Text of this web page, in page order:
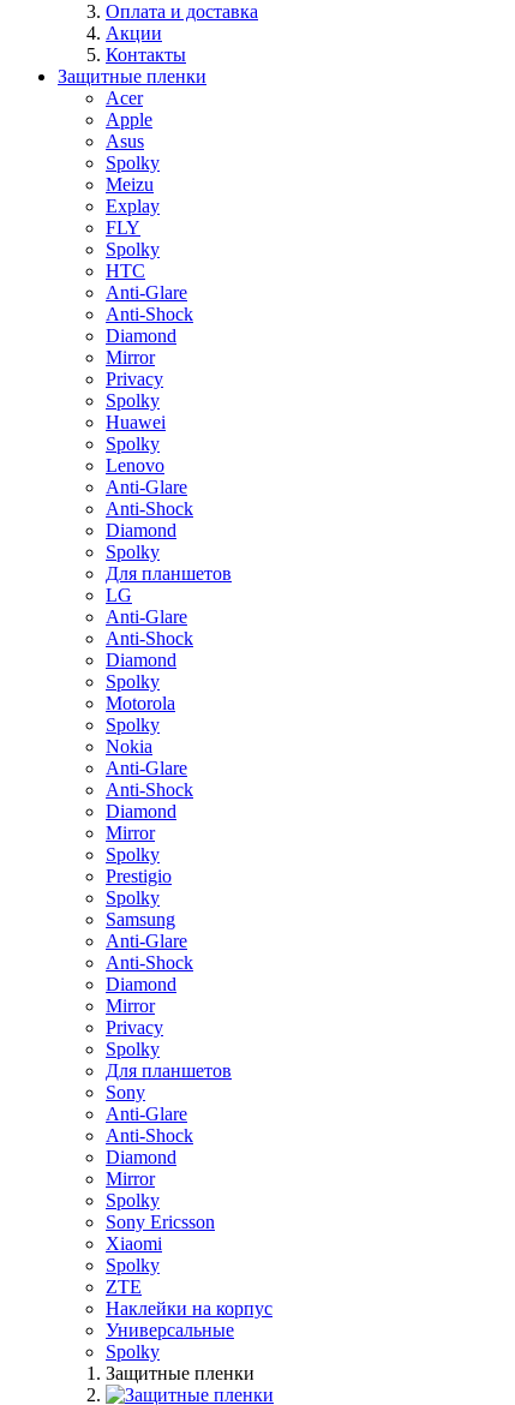
Оплата и доставка
Акции
Контакты
Защитные пленки
Acer
Apple
Asus
Spolky
Meizu
Explay
FLY
Spolky
HTC
Anti-Glare
Anti-Shock
Diamond
Mirror
Privacy
Spolky
Huawei
Spolky
Lenovo
Anti-Glare
Anti-Shock
Diamond
Spolky
Для планшетов
LG
Anti-Glare
Anti-Shock
Diamond
Spolky
Motorola
Spolky
Nokia
Anti-Glare
Anti-Shock
Diamond
Mirror
Spolky
Prestigio
Spolky
Samsung
Anti-Glare
Anti-Shock
Diamond
Mirror
Privacy
Spolky
Для планшетов
Sony
Anti-Glare
Anti-Shock
Diamond
Mirror
Spolky
Sony Ericsson
Xiaomi
Spolky
ZTE
Наклейки на корпус
Универсальные
Spolky
Защитные пленки